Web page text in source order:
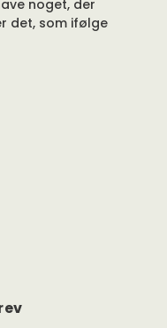
noget, der
det, som ifølge